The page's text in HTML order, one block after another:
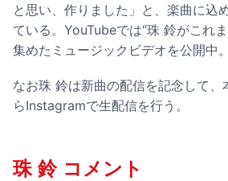
と思い、作りました」と、楽曲に込
ている。YouTubeでは“珠 鈴がこれ
集めたミュージックビデオを公開中。
なお珠 鈴は新曲の配信を記念して
らInstagramで生配信を行う。
珠 鈴 コメント